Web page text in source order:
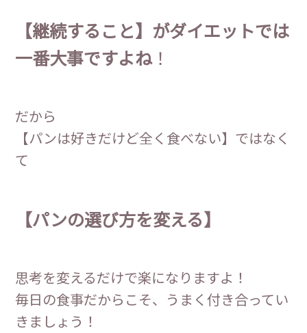
【継続すること】がダイエットでは
一番大事ですよね！
だから
【パンは好きだけど全く食べない】ではなく
て
【パンの選び方を変える】
思考を変えるだけで楽になりますよ！
毎日の食事だからこそ、うまく付き合ってい
きましょう！